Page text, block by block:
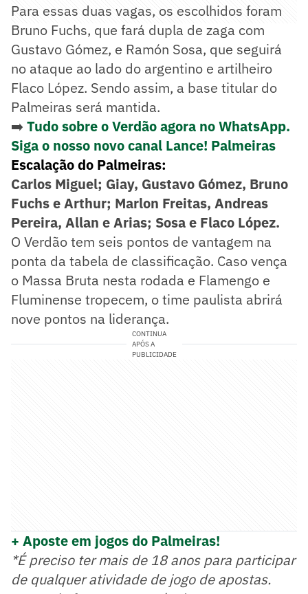
Para essas duas vagas, os escolhidos foram
Bruno Fuchs, que fará dupla de zaga com
Gustavo Gómez, e Ramón Sosa, que seguirá
no ataque ao lado do argentino e artilheiro
Flaco López. Sendo assim, a base titular do
Palmeiras será mantida.
➡️ Tudo sobre o Verdão agora no WhatsApp.
Siga o nosso novo canal Lance! Palmeiras
Escalação do Palmeiras:
Carlos Miguel; Giay, Gustavo Gómez, Bruno
Fuchs e Arthur; Marlon Freitas, Andreas
Pereira, Allan e Arias; Sosa e Flaco López.
O Verdão tem seis pontos de vantagem na
ponta da tabela de classificação. Caso vença
o Massa Bruta nesta rodada e Flamengo e
Fluminense tropecem, o time paulista abrirá
nove pontos na liderança.
CONTINUA
APÓS A
PUBLICIDADE
+ Aposte em jogos do Palmeiras!
*É preciso ter mais de 18 anos para participar
de qualquer atividade de jogo de apostas.